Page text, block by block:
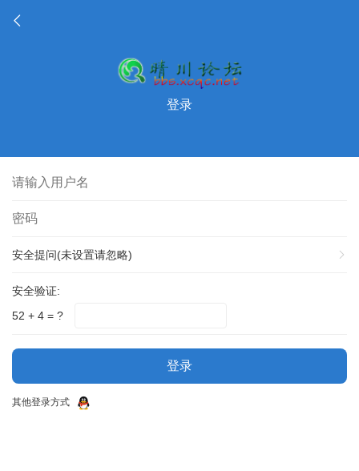
登录
安全提问(未设置请忽略)
安全验证:
52 + 4 = ?
登录
其他登录方式